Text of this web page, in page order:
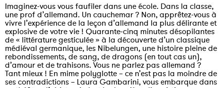
Imaginez-vous vous faufiler dans une école. Dans la classe,
une prof d’allemand. Un cauchemar ? Non, apprêtez-vous à
vivre l’expérience de la leçon d’allemand la plus délirante et
explosive de votre vie ! Quarante-cinq minutes désopilantes
de « littérature gesticulée » à la découverte d’un classique
médiéval germanique, les Nibelungen, une histoire pleine de
rebondissements, de sang, de dragons (en tout cas un),
d’amour et de trahisons. Vous ne parlez pas allemand ?
Tant mieux ! En mime polyglotte – ce n’est pas la moindre de
ses contradictions – Laura Gambarini, vous embarque dans